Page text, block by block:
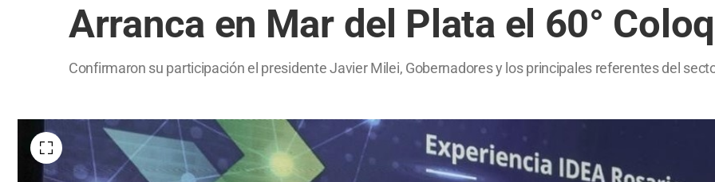
Arranca en Mar del Plata el 60°
Confirmaron su participación el presidente Javier Milei, Gobernadores y los principales referentes del